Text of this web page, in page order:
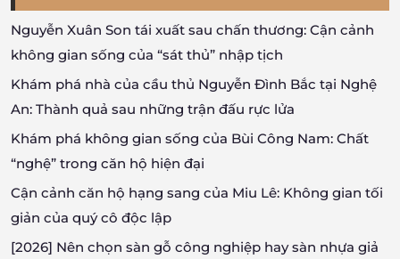
Nguyễn Xuân Son tái xuất sau chấn thương: Cận cảnh
không gian sống của “sát thủ” nhập tịch
Khám phá nhà của cầu thủ Nguyễn Đình Bắc tại Nghệ
An: Thành quả sau những trận đấu rực lửa
Khám phá không gian sống của Bùi Công Nam: Chất
“nghệ” trong căn hộ hiện đại
Cận cảnh căn hộ hạng sang của Miu Lê: Không gian tối
giản của quý cô độc lập
[2026] Nên chọn sàn gỗ công nghiệp hay sàn nhựa giả